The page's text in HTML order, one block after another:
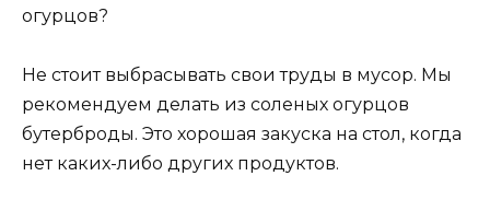
огурцов?
Не стоит выбрасывать свои труды в мусор. Мы
рекомендуем делать из соленых огурцов
бутерброды. Это хорошая закуска на стол, когда
нет каких-либо других продуктов.